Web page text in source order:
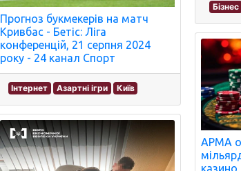
Прогноз букмекерів на матч
Кривбас - Бетіс: Ліга
конференцій, 21 серпня 2024
року - 24 канал Спорт
Інтернет Азартні ігри Київ
Бізнес
АРМА